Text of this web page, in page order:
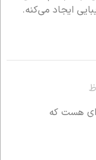
ایجاد می‌کنه.
هست که